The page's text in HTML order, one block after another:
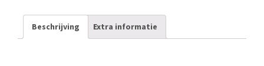
Beschrijving Extra informatie